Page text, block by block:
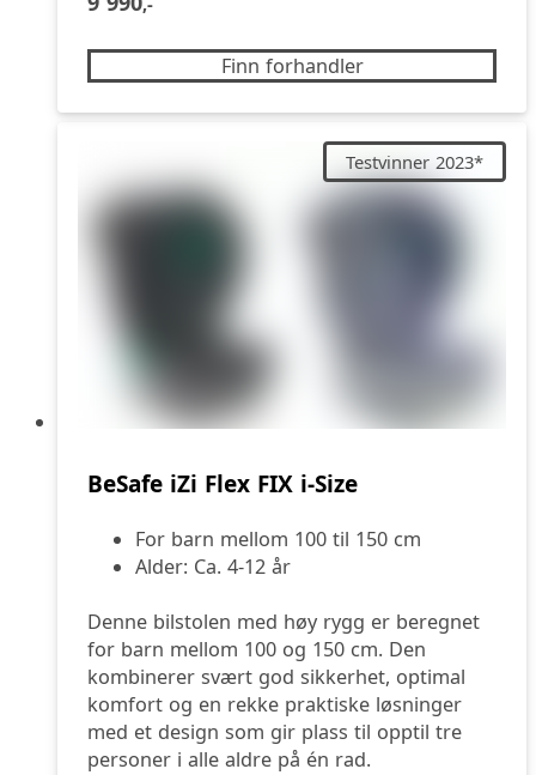
Finn forhandler
Testvinner 2023*
BeSafe iZi Flex FIX i-Size
For barn mellom 100 til 150 cm
Alder: Ca. 4-12 år
Denne bilstolen med høy rygg er beregnet
for barn mellom 100 og 150 cm. Den
kombinerer svært god sikkerhet, optimal
komfort og en rekke praktiske løsninger
med et design som gir plass til opptil tre
personer i alle aldre på én rad.